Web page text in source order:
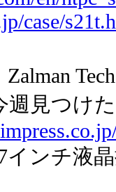
case/
Zalman
週見つけ
7インチ液